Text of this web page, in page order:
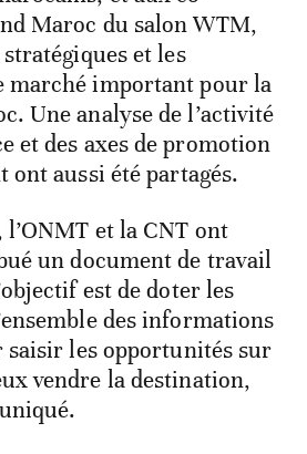
Maroc du salon WTM,
et les
marché important pour la
Une analyse de l’activité
et des axes de promotion
ont aussi été partagés.
et la CNT ont
un document de travail
est de doter les
des informations
saisir les opportunités sur
vendre la destination,